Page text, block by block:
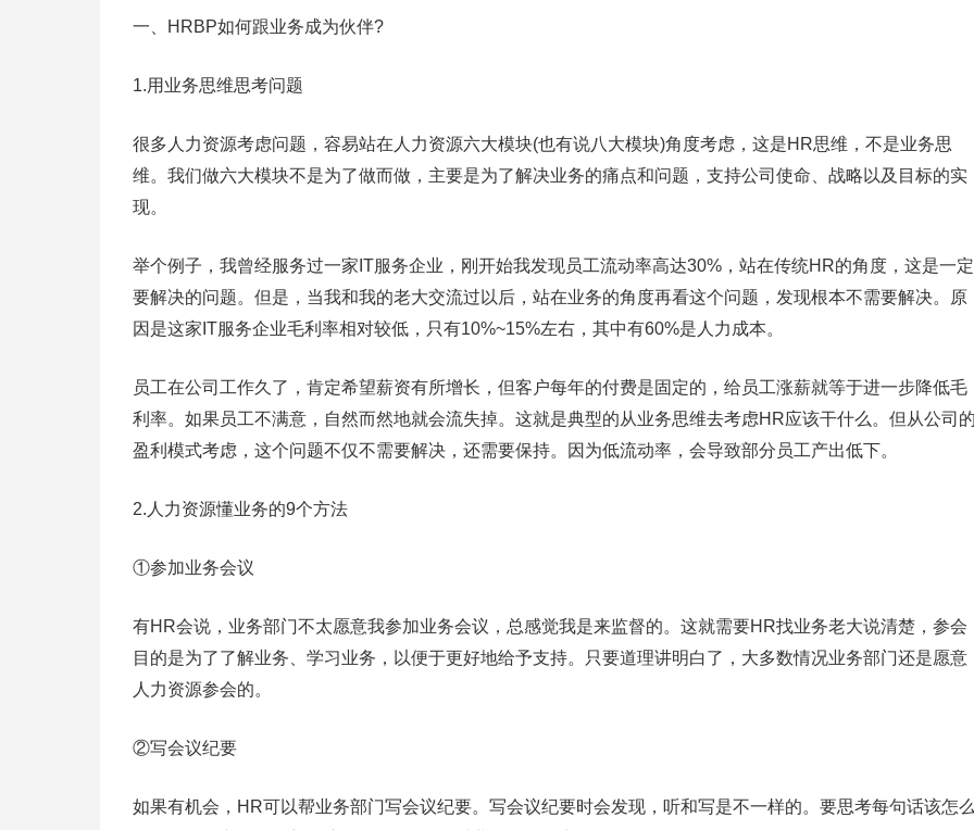
一、HRBP如何跟业务成为伙伴?
1.用业务思维思考问题
很多人力资源考虑问题，容易站在人力资源六大模块(也有说八大模块)角度考虑，这是HR思维，不是业务思
维。我们做六大模块不是为了做而做，主要是为了解决业务的痛点和问题，支持公司使命、战略以及目标的实
现。
举个例子，我曾经服务过一家IT服务企业，刚开始我发现员工流动率高达30%，站在传统HR的角度，这是一定
要解决的问题。但是，当我和我的老大交流过以后，站在业务的角度再看这个问题，发现根本不需要解决。原
因是这家IT服务企业毛利率相对较低，只有10%~15%左右，其中有60%是人力成本。
员工在公司工作久了，肯定希望薪资有所增长，但客户每年的付费是固定的，给员工涨薪就等于进一步降低毛
利率。如果员工不满意，自然而然地就会流失掉。这就是典型的从业务思维去考虑HR应该干什么。但从公司
盈利模式考虑，这个问题不仅不需要解决，还需要保持。因为低流动率，会导致部分员工产出低下。
2.人力资源懂业务的9个方法
①参加业务会议
有HR会说，业务部门不太愿意我参加业务会议，总感觉我是来监督的。这就需要HR找业务老大说清楚，参会
目的是为了了解业务、学习业务，以便于更好地给予支持。只要道理讲明白了，大多数情况业务部门还是愿意
人力资源参会的。
②写会议纪要
如果有机会，HR可以帮业务部门写会议纪要。写会议纪要时会发现，听和写是不一样的。要思考每句话该怎